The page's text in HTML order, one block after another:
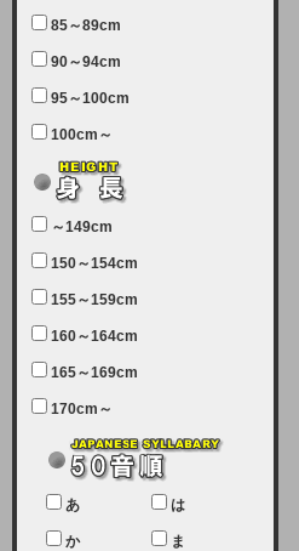
2025-06-11 (水)
【サーバーメンテナンス実施につい
7月5日（土曜日）午前7：00から午
テナンスを実施します。ユーザー様
にはご迷惑をおかけしますがご理解
いただけます様、宜しくお願い致し
【クレジットカード決済について
②】
現在、クレジットカード決済はJCB
のみになっております。大変ご迷惑
キャシュでの決済は可能ですので、
宜しくお願い致します。
2024-02-23 (金)
【クレジットカード決済について】
85～89cm
90～94cm
95～100cm
100cm～
～149cm
150～154cm
155～159cm
160～164cm
165～169cm
170cm～
あ は
か ま